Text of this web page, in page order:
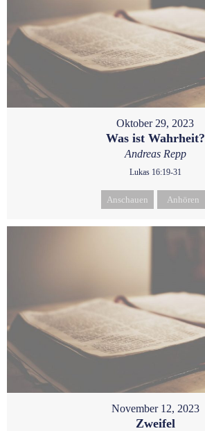
Oktober 29, 2023
Was ist Wahrheit?
Andreas Repp
Lukas 16:19-31
Anschauen Anhören
November 12, 2023
Zweifel